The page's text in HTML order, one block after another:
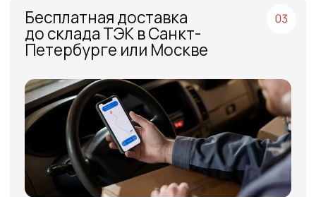
МЕНЮ
Компания
ЧАСЫ РАБОТЫ
Пн - Пт, с 09:00 до 18:00
Каталог
Поддержка
Контакты
КОНТАКТЫ
+7(812)331-45-82
info@evrasiaes.ru